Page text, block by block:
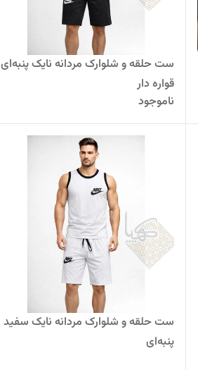
ست حلقه و شلوارک مردانه نایک پنبه‌ای
قواره دار
ناموجود
ست حلقه و شلوارک مردانه نایک سفید
پنبه‌ای